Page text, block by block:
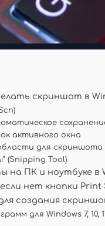
скриншот в
активного окна
для скриншота
(Snipping Tool)
ПК и ноутбуке в
нет кнопки Print
создания
для Windows 7, 10,